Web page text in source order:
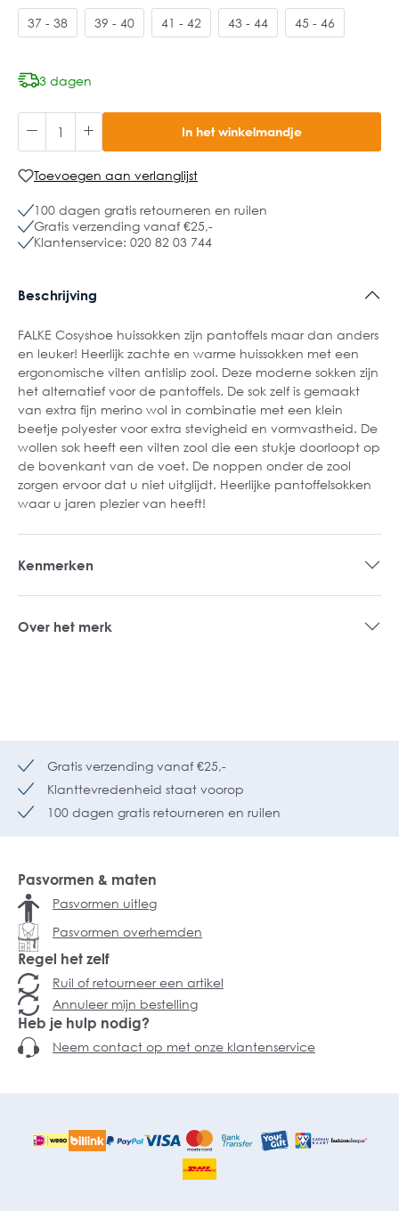
37 - 38 39 - 40 41 - 42 43 - 44 45 - 46
3 dagen
In het winkelmandje
Toevoegen aan verlanglijst
100 dagen gratis retourneren en ruilen
Gratis verzending vanaf €25,-
Klantenservice: 020 82 03 744
Beschrijving
FALKE Cosyshoe huissokken zijn pantoffels maar dan anders
en leuker! Heerlijk zachte en warme huissokken met een
ergonomische vilten antislip zool. Deze moderne sokken zijn
het alternatief voor de pantoffels. De sok zelf is gemaakt
van extra fijn merino wol in combinatie met een klein
beetje polyester voor extra stevigheid en vormvastheid. De
wollen sok heeft een vilten zool die een stukje doorloopt op
de bovenkant van de voet. De noppen onder de zool
zorgen ervoor dat u niet uitglijdt. Heerlijke pantoffelsokken
waar u jaren plezier van heeft!
Kenmerken
Over het merk
Gratis verzending vanaf €25,-
Klanttevredenheid staat voorop
100 dagen gratis retourneren en ruilen
Pasvormen & maten
Pasvormen uitleg
Pasvormen overhemden
Regel het zelf
Ruil of retourneer een artikel
Annuleer mijn bestelling
Heb je hulp nodig?
Neem contact op met onze klantenservice